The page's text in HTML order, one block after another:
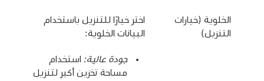
الخلوية (خيارات
التنزيل)
اختر خيارًا للتنزيل باستخدام
البيانات الخلوية:
جودة عالية: استخدام
مساحة تخزين أكبر لتنزيل